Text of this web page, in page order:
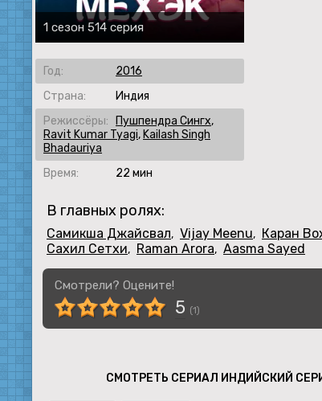
1 сезон 514 серия
Год:
2016
Страна:
Индия
Режиссёры:
Пушпендра Сингх,
Ravit Kumar Tyagi, Kailash Singh
Bhadauriya
Время:
22 мин
В главных ролях:
Самикша Джайсвал, Vijay Meenu, Каран
Сахил Сетхи, Raman Arora, Aasma Sayed
Смотрели? Оцените!
5 (1)
СМОТРЕТЬ СЕРИАЛ ИНДИЙСКИЙ